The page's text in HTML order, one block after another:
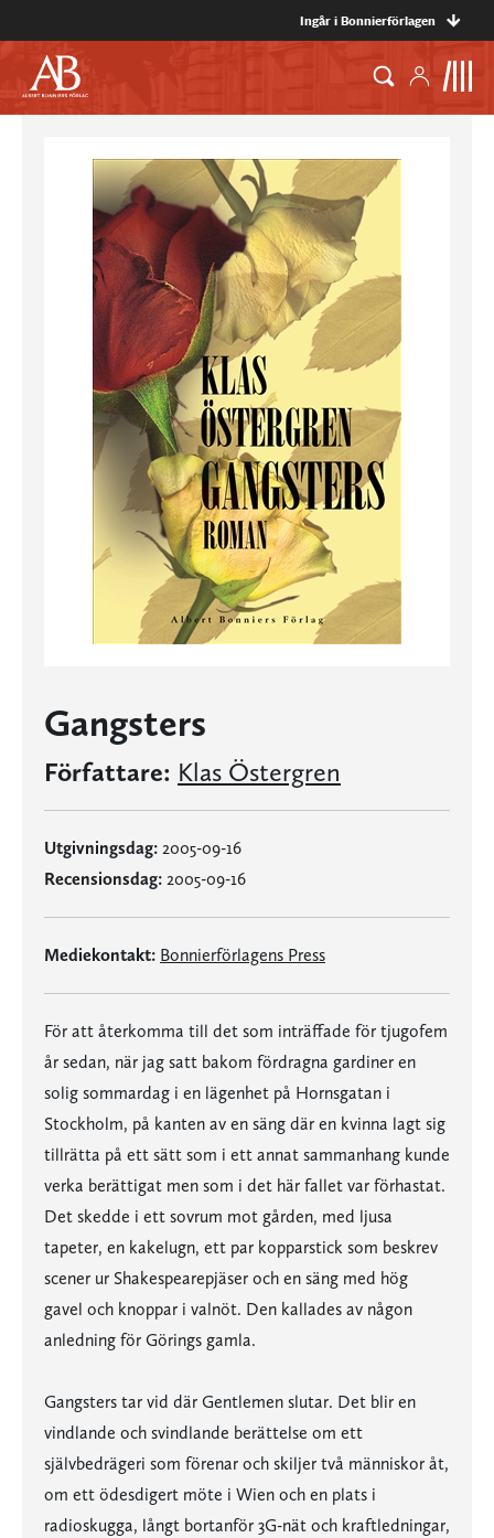
Ingår i Bonnierförlagen
Gangsters
Författare: Klas Östergren
Utgivningsdag: 2005-09-16
Recensionsdag: 2005-09-16
Mediekontakt: Bonnierförlagens Press
För att återkomma till det som inträffade för tjugofem
år sedan, när jag satt bakom fördragna gardiner en
solig sommardag i en lägenhet på Hornsgatan i
Stockholm, på kanten av en säng där en kvinna lagt sig
tillrätta på ett sätt som i ett annat sammanhang kunde
verka berättigat men som i det här fallet var förhastat.
Det skedde i ett sovrum mot gården, med ljusa
tapeter, en kakelugn, ett par kopparstick som beskrev
scener ur Shakespearepjäser och en säng med hög
gavel och knoppar i valnöt. Den kallades av någon
anledning för Görings gamla.
Gangsters tar vid där Gentlemen slutar. Det blir en
vindlande och svindlande berättelse om ett
självbedrägeri som förenar och skiljer två människor åt,
om ett ödesdigert möte i Wien och en plats i
radioskugga, långt bortanför 3G-nät och kraftledningar,